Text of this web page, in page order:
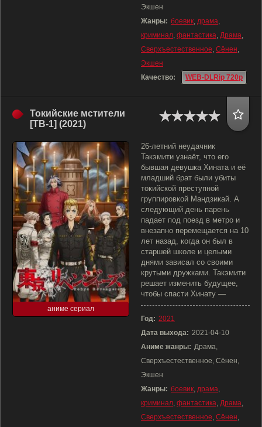
Экшен
Жанры: боевик, драма,
криминал, фантастика, Драма,
Сверхъестественное, Сёнен,
Экшен
Качество:
WEB-DLRip 720p
Токийские мстители
[ТВ-1] (2021)
аниме сериал
26-летний неудачник
Такэмити узнаёт, что его
бывшая девушка Хината и её
младший брат были убиты
токийской преступной
группировкой Мандзикай. А
следующий день парень
падает под поезд в метро и
внезапно перемещается на 10
лет назад, когда он был в
старшей школе и целыми
днями зависал со своими
крутыми дружками. Такэмити
решает изменить будущее,
чтобы спасти Хинату —
Год: 2021
Дата выхода: 2021-04-10
Аниме жанры: Драма,
Сверхъестественное, Сёнен,
Экшен
Жанры: боевик, драма,
криминал, фантастика, Драма,
Сверхъестественное, Сёнен,